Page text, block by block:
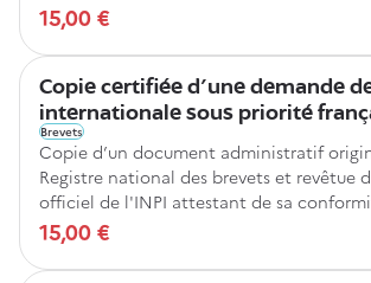
15,00 €
Copie certifiée d'une demande
internationale sous priorité
Brevets
Copie d’un document administratif
Registre national des brevets et revêtue
officiel de l'INPI attestant de sa
15,00 €